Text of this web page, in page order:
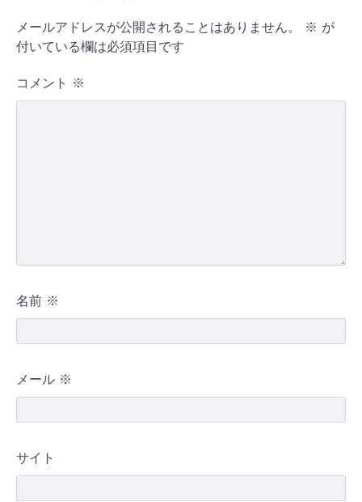
メールアドレスが公開されることはありません。 ※ が
付いている欄は必須項目です
コメント ※
名前 ※
メール ※
サイト